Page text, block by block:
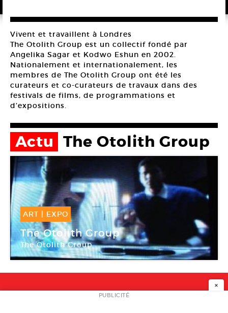
Vivent et travaillent à Londres
The Otolith Group est un collectif fondé par
Angelika Sagar et Kodwo Eshun en 2002.
Nationalement et internationalement, les
membres de The Otolith Group ont été les
curateurs et co-curateurs de travaux dans des
festivals de films, de programmations et
d’expositions.
Actu The Otolith Group
ART | EXPO
15 Juin -23 Juil 2011
The Otolith Group
The Otolith Group
Bétonsalon
NEWSLETTER
×
PUBLICITÉ